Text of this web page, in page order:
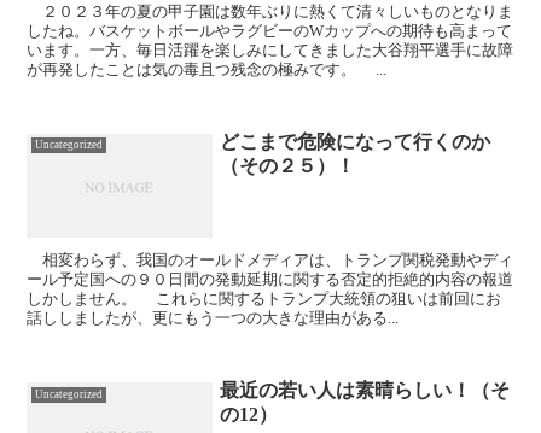
２０２３年の夏の甲子園は数年ぶりに熱くて清々しいものとなりま
したね。バスケットボールやラグビーのWカップへの期待も高まって
います。一方、毎日活躍を楽しみにしてきました大谷翔平選手に故障
が再発したことは気の毒且つ残念の極みです。 ...
Uncategorized
どこまで危険になって行くのか
（その２５）！
相変わらず、我国のオールドメディアは、トランプ関税発動やディ
ール予定国への９０日間の発動延期に関する否定的拒絶的内容の報道
しかしません。 これらに関するトランプ大統領の狙いは前回にお
話ししましたが、更にもう一つの大きな理由がある...
Uncategorized
最近の若い人は素晴らしい！（そ
の12）